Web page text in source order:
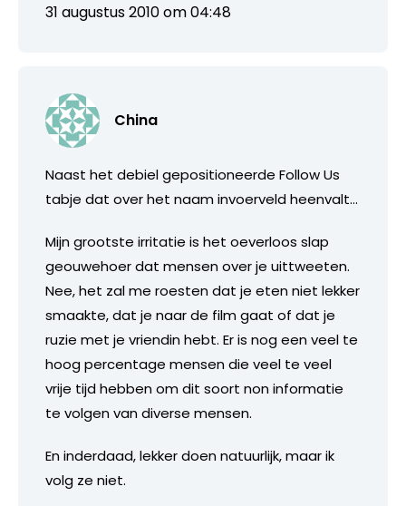
31 augustus 2010 om 04:48
China
Naast het debiel gepositioneerde Follow Us
tabje dat over het naam invoerveld heenvalt…
Mijn grootste irritatie is het oeverloos slap
geouwehoer dat mensen over je uittweeten.
Nee, het zal me roesten dat je eten niet lekker
smaakte, dat je naar de film gaat of dat je
ruzie met je vriendin hebt. Er is nog een veel te
hoog percentage mensen die veel te veel
vrije tijd hebben om dit soort non informatie
te volgen van diverse mensen.
En inderdaad, lekker doen natuurlijk, maar ik
volg ze niet.